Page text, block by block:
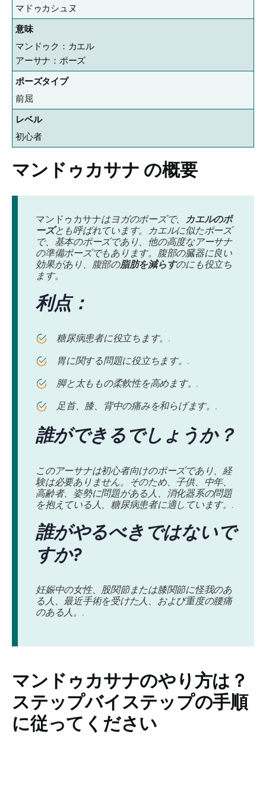
マドゥカシュヌ
意味
マンドゥク：カエル
アーサナ：ポーズ
ポーズタイプ
前屈
レベル
初心者
マンドゥカサナ の概要
マンドゥカサナはヨガのポーズで、 カエルのポ
ーズとも呼ばれています。カエルに似たポーズ
で、基本のポーズであり、他の高度なアーサナ
の準備ポーズでもあります。腹部の臓器に良い
効果があり、腹部の脂肪を減らすのにも役立ち
ます。
利点：
糖尿病患者に役立ちます。.
胃に関する問題に役立ちます。.
脚と太ももの柔軟性を高めます。.
足首、膝、背中の痛みを和らげます。.
誰ができるでしょうか？
このアーサナは初心者向けのポーズであり、経
験は必要ありません。そのため、子供、中年、
高齢者、姿勢に問題がある人、消化器系の問題
を抱えている人、糖尿病患者に適しています。.
誰がやるべきではないで
すか?
妊娠中の女性、股関節または膝関節に怪我のあ
る人、最近手術を受けた人、および重度の腰痛
のある人。.
マンドゥカサナのやり方は？
ステップバイステップの手順
に従ってください